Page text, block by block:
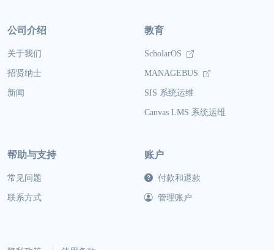
公司介绍
关于我们
招贤纳士
新闻
教育
ScholarOS
MANAGEBUS
SIS 系统运维
Canvas LMS 系统运维
帮助与支持
常见问题
联系方式
账户
付款和退款
管理账户